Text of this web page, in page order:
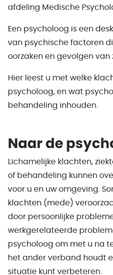
afdeling Medische
Een psycholoog is een
van psychische factoren
oorzaken en gevolgen van
Hier leest u met welke
psycholoog, en wat
behandeling inhouden.
Naar de
Lichamelijke klachten,
of behandeling kunnen
voor u en uw omgeving.
klachten (mede)
door persoonlijke
werkgerelateerde
psycholoog om met u na
het ander verband houdt
situatie kunt verbeteren.